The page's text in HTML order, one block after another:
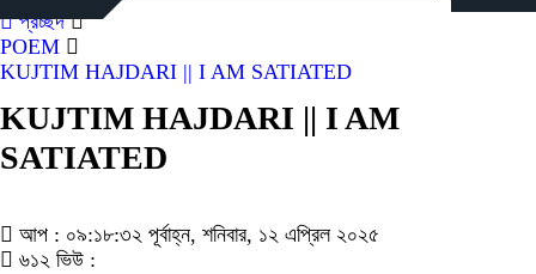
প্রচ্ছদ
POEM
KUJTIM HAJDARI || I AM SATIATED
KUJTIM HAJDARI || I AM
SATIATED
আপ : ০৯:১৮:৩২ পূর্বাহ্ন, শনিবার, ১২ এপ্রিল ২০২৫
৬১২ ভিউ :